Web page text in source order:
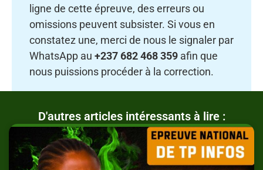
ligne de cette épreuve, des erreurs ou
omissions peuvent subsister. Si vous en
constatez une, merci de nous le signaler par
WhatsApp au +237 682 468 359 afin que
nous puissions procéder à la correction.
D'autres articles intéressants à lire :